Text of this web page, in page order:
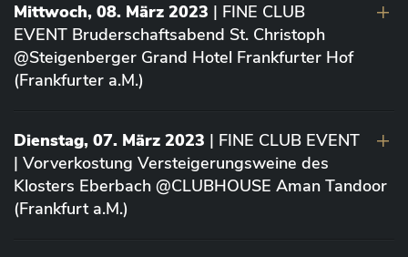
Mittwoch, 08. März 2023 | FINE CLUB
EVENT Bruderschaftsabend St. Christoph
@Steigenberger Grand Hotel Frankfurter Hof
(Frankfurter a.M.)
Dienstag, 07. März 2023 | FINE CLUB EVENT
| Vorverkostung Versteigerungsweine des
Klosters Eberbach @CLUBHOUSE Aman Tandoor
(Frankfurt a.M.)